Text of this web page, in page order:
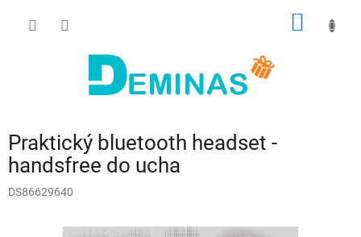
Praktický bluetooth headset -
handsfree do ucha
DS86629640